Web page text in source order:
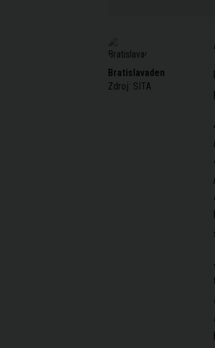
Bratislavaden
Zdroj: SITA